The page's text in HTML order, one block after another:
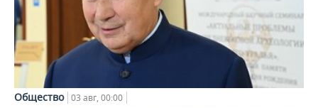
Общество 03 авг, 00:00